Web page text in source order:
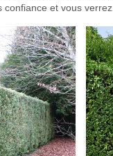
et vous verrez.